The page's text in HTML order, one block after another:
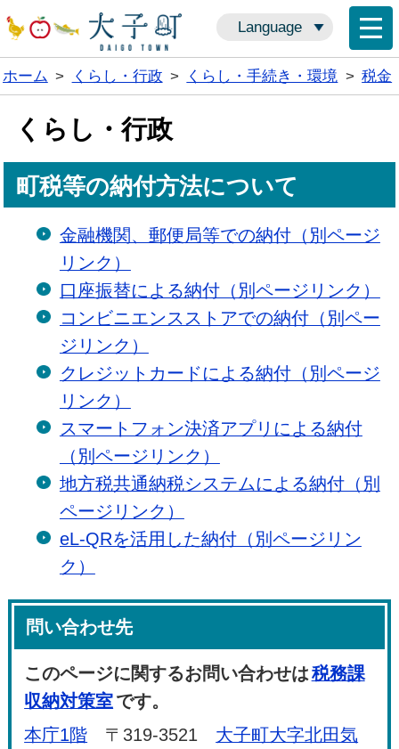
Language
ホーム > くらし・行政 > くらし・手続き・環境 > 税金
くらし・行政
町税等の納付方法について
金融機関、郵便局等での納付（別ページ
リンク）
口座振替による納付（別ページリンク）
コンビニエンスストアでの納付（別ペー
ジリンク）
クレジットカードによる納付（別ページ
リンク）
スマートフォン決済アプリによる納付
（別ページリンク）
地方税共通納税システムによる納付（別
ページリンク）
eL-QRを活用した納付（別ページリン
ク）
問い合わせ先
このページに関するお問い合わせは税務課
収納対策室です。
本庁1階 〒319-3521 大子町大字北田気